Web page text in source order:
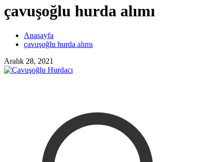
çavuşoğlu hurda alımı
Anasayfa
çavuşoğlu hurda alımı
Aralık 28, 2021